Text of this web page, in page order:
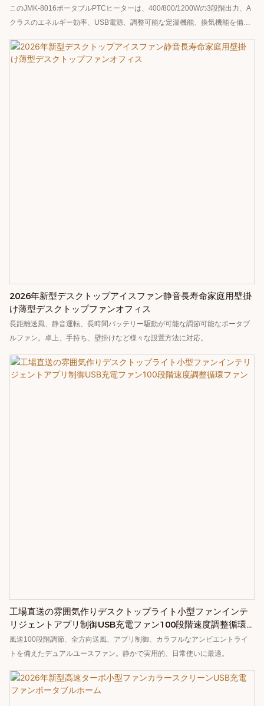
このJMK-8016ポータブルPTCヒーターは、400/800/1200Wの3段階出力、A
クラスのエネルギー効率、USB電源、調整可能な定温機能、換気機能を備え
で、スクリーン印刷/レーザー印刷/UV印刷によるロゴ印刷に対応しており、
OEMによるカスタマイズも可能です。家庭、車内、商業施設など様々なシー
2026年新型デスクトップアイスファン静音長寿命家庭用壁掛
け薄型デスクトップファンオフィス
長距離送風、静音運転、長時間バッテリー駆動が可能な調節可能なポータブ
ルファン。卓上、手持ち、壁掛けなど様々な設置方法に対応。
工場直送の雰囲気作りデスクトップライト小型ファンインテ
リジェントアプリ制御USB充電ファン100段階速度調整循環
ファン
風速100段階調節、全方向送風、アプリ制御、カラフルなアンビエントライ
トを備えたデュアルユースファン。静かで実用的、日常使いに最適。